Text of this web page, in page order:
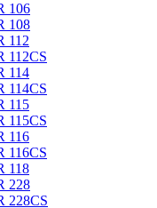
106
108
112
112CS
114
114CS
115
115CS
116
116CS
118
228
228CS